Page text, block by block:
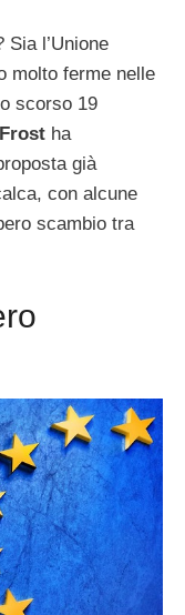
l’Unione
molto ferme nelle
scorso 19
ha
già
con alcune
scambio tra